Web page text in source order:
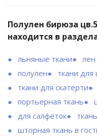
Полулен бирюза
находится в
льняные ткани лен
полулен
ткани
ткани для скатерти
портьерная ткань
для салфеток
шторная ткань в